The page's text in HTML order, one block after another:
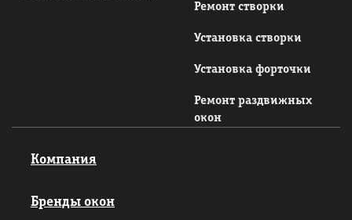
Ремонт створки
Установка створки
Установка форточки
Ремонт раздвижных
окон
Компания
Бренды окон